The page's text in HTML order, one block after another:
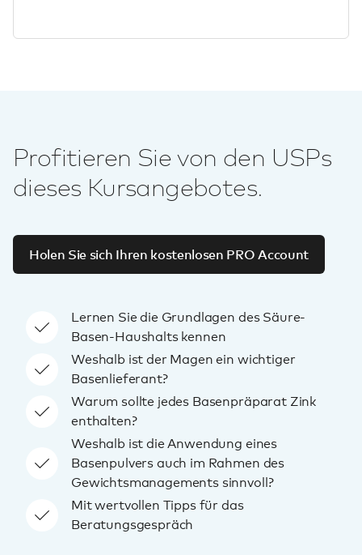
Profitieren Sie von den USPs
dieses Kursangebotes.
Holen Sie sich Ihren kostenlosen PRO Account
Lernen Sie die Grundlagen des Säure-
Basen-Haushalts kennen
Weshalb ist der Magen ein wichtiger
Basenlieferant?
Warum sollte jedes Basenpräparat Zink
enthalten?
Weshalb ist die Anwendung eines
Basenpulvers auch im Rahmen des
Gewichtsmanagements sinnvoll?
Mit wertvollen Tipps für das
Beratungsgespräch